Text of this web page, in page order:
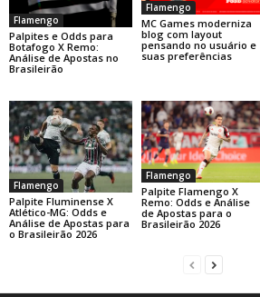
Flamengo
Palpites e Odds para
Botafogo X Remo:
Análise de Apostas no
Brasileirão
Flamengo
MC Games moderniza
blog com layout
pensando no usuário e
suas preferências
Flamengo
Palpite Fluminense X
Atlético-MG: Odds e
Análise de Apostas para
o Brasileirão 2026
Flamengo
Palpite Flamengo X
Remo: Odds e Análise
de Apostas para o
Brasileirão 2026